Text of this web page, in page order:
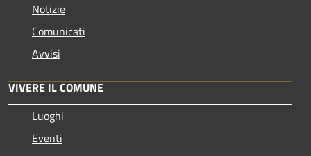
Notizie
Comunicati
Avvisi
VIVERE IL COMUNE
Luoghi
Eventi